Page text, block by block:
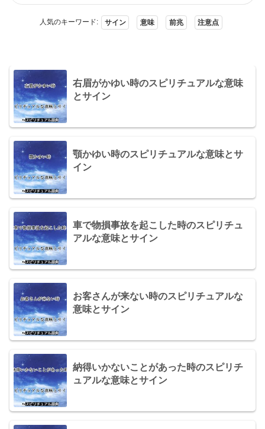
人気のキーワード: サイン 意味 前兆 注意点
右眉がかゆい時のスピリチュアルな意味
とサイン
顎かゆい時のスピリチュアルな意味とサ
イン
車で物損事故を起こした時のスピリチュ
アルな意味とサイン
お客さんが来ない時のスピリチュアルな
意味とサイン
納得いかないことがあった時のスピリチ
ュアルな意味とサイン